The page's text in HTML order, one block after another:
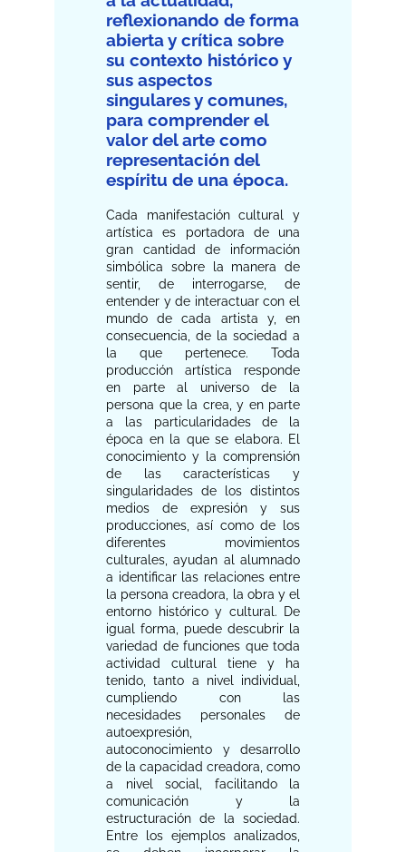
reflexionando de forma
abierta y crítica sobre
su contexto histórico y
sus aspectos
singulares y comunes,
para comprender el
valor del arte como
representación del
espíritu de una época.
Cada manifestación cultural y
artística es portadora de una
gran cantidad de información
simbólica sobre la manera de
sentir, de interrogarse, de
entender y de interactuar con el
mundo de cada artista y, en
consecuencia, de la sociedad a
la que pertenece. Toda
producción artística responde
en parte al universo de la
persona que la crea, y en parte
a las particularidades de la
época en la que se elabora. El
conocimiento y la comprensión
de las características y
singularidades de los distintos
medios de expresión y sus
producciones, así como de los
diferentes movimientos
culturales, ayudan al alumnado
a identificar las relaciones entre
la persona creadora, la obra y el
entorno histórico y cultural. De
igual forma, puede descubrir la
variedad de funciones que toda
actividad cultural tiene y ha
tenido, tanto a nivel individual,
cumpliendo con las
necesidades personales de
autoexpresión,
autoconocimiento y desarrollo
de la capacidad creadora, como
a nivel social, facilitando la
comunicación y la
estructuración de la sociedad.
Entre los ejemplos analizados,